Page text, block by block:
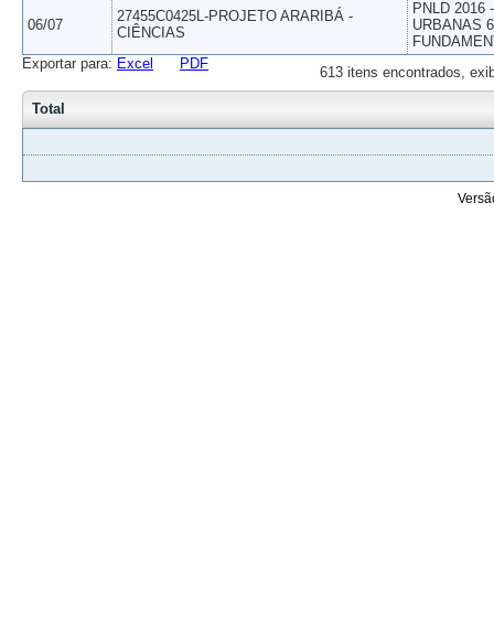
06/07
27455C0425L-PROJETO ARARIBÁ -
CIÊNCIAS
PNLD 2016
URBANAS
613 itens encontrados,
Exportar para: Excel PDF
Total